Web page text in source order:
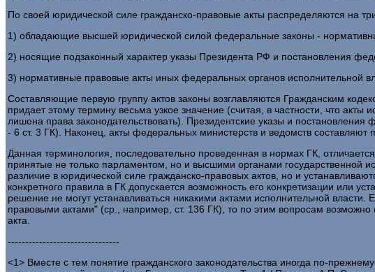
По своей юридической силе гражданско-правовые акты распределяются на
1) обладающие высшей юридической силой федеральные законы -
2) носящие подзаконный характер указы Президента РФ и постановления
3) нормативные правовые акты иных федеральных органов исполнительной
Составляющие первую группу актов законы возглавляются Гражданским
придает этому термину весьма узкое значение (считая, в частности, что акты
лишена права законодательствовать). Президентские указы и
- 6 ст. 3 ГК). Наконец, акты федеральных министерств и ведомств
Данная терминология, последовательно проведенная в нормах ГК,
принятые не только парламентом, но и высшими органами государственной
различие в юридической силе гражданско-правовых актов, но и
конкретного правила в ГК допускается возможность его конкретизации или
решение не могут устанавливаться никакими актами исполнительной
правовыми актами" (ср., например, ст. 136 ГК), то по этим вопросам возможно
акта.
--------------------------------
<1> Вместе с тем понятие гражданского законодательства иногда по-